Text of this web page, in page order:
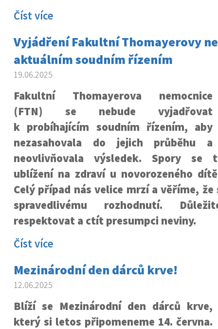
Číst více
Vyjádření Fakultní Thomayerovy
aktuálním soudním řízením
19.06.2025
Fakultní Thomayerova nemocnice
(FTN) se nebude vyjadřovat
k probíhajícím soudním řízením, aby
nezasahovala do jejich průběhu a
neovlivňovala výsledek. Spory se
ublížení na zdraví u novorozeného
Celý případ nás velice mrzí a věříme, že
spravedlivému rozhodnutí.
respektovat a ctít presumpci neviny.
Číst více
Mezinárodní den dárců krve!
12.06.2025
Blíží se Mezinárodní den dárců krve,
který si letos připomeneme 14. června.